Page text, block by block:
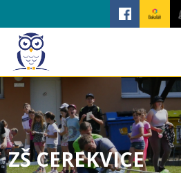
ZŠ CEREKVICE